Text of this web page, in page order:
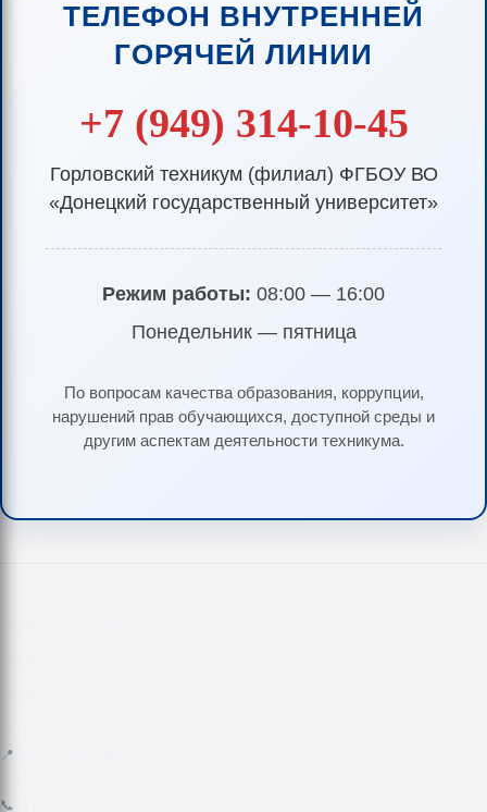
ТЕЛЕФОН ВНУТРЕННЕЙ
ГОРЯЧЕЙ ЛИНИИ
+7 (949) 314-10-45
Горловский техникум (филиал) ФГБОУ ВО
«Донецкий государственный университет»
Режим работы: 08:00 — 16:00
Понедельник — пятница
По вопросам качества образования, коррупции,
нарушений прав обучающихся, доступной среды и
другим аспектам деятельности техникума.
📍
📞